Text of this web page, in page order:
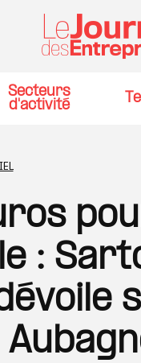
Secteurs
d'activité
: